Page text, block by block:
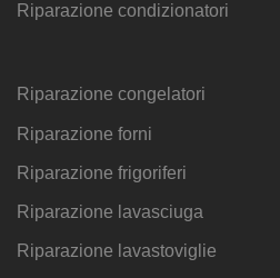
Riparazione condizionatori
Riparazione congelatori
Riparazione forni
Riparazione frigoriferi
Riparazione lavasciuga
Riparazione lavastoviglie